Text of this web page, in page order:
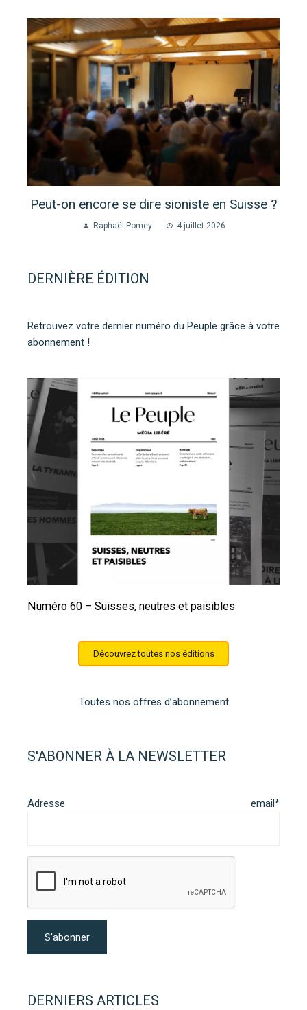
Peut-on encore se dire sioniste en Suisse ?
Raphaël Pomey 4 juillet 2026
DERNIÈRE ÉDITION
Retrouvez votre dernier numéro du Peuple grâce à votre
abonnement !
Numéro 60 – Suisses, neutres et paisibles
Découvrez toutes nos éditions
Toutes nos offres d’abonnement
S'ABONNER À LA NEWSLETTER
Adresse email*
DERNIERS ARTICLES